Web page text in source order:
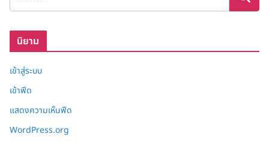
ก็
นิยาม
เข้าสู่ระบบ
เข้าฟีด
แสดงความเห็นฟีด
WordPress.org